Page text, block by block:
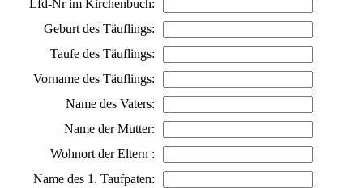
Lfd-Nr im Kirchenbuch:
Geburt des Täuflings:
Taufe des Täuflings:
Vorname des Täuflings:
Name des Vaters:
Name der Mutter:
Wohnort der Eltern :
Name des 1. Taufpaten: